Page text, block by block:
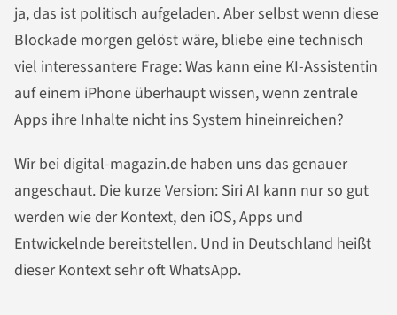
ja, das ist politisch aufgeladen. Aber selbst wenn diese
Blockade morgen gelöst wäre, bliebe eine technisch
viel interessantere Frage: Was kann eineKI-Assistentin
auf einem iPhone überhaupt wissen, wenn zentrale
Apps ihre Inhalte nicht ins System hineinreichen?
Wir bei digital-magazin.de haben uns das genauer
angeschaut. Die kurze Version: Siri AI kann nur so gut
werden wie der Kontext, den iOS, Apps und
Entwickelnde bereitstellen. Und in Deutschland heißt
dieser Kontext sehr oft WhatsApp.